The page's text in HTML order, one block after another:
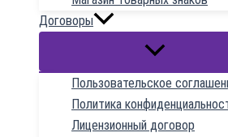
Договоры
Пользовательское
Политика
Лицензионный договор